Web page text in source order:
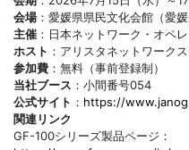
会場：愛媛県県民文化会館（愛
主催 ：日本ネットワーク・オペ
ホスト ：アリスタネットワーク
参加費 ：無料（事前登録制）
当社ブース ：小間番号054
公式サイト ： https://
関連リンク
GF-100シリーズ製品ページ：